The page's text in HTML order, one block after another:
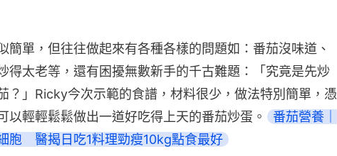
簡單，但往往做起來有各種各樣的問題如：番茄沒味道、
得太老等，還有困擾無數新手的千古難題：「究竟是先炒
？」Ricky今次示範的食譜，材料很少，做法特別簡單，憑
以輕輕鬆鬆做出一道好吃得上天的番茄炒蛋。
番茄營養｜
胞　醫揭日吃1料理勁瘦10kg點食最好